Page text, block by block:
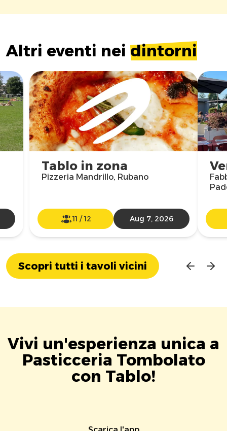
Altri eventi nei dintorni
Tablo in zona
Pizzeria Mandrillo, Rubano
11 /12 Aug 7, 2026
Scopri tutti i tavoli vicini
Vivi un'esperienza unica a
Pasticceria Tombolato
con Tablo!